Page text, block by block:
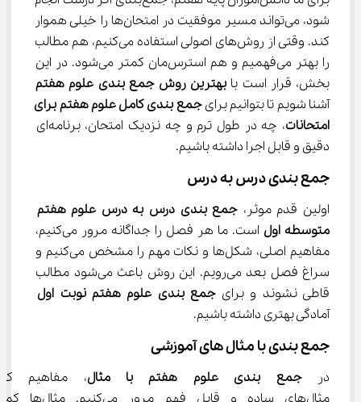
شود، می‌تواند مسیر موفقیت در امتحان‌ها را خیلی هموار
کند. وقتی از روش‌های اصولی استفاده می‌کنیم، هم مطالب
را بهتر می‌فهمیم و هم استرس‌مان کمتر می‌شود. در این
بخش، قرار است با بهترین روش جمع بندی علوم هفتم
آشنا شویم تا بتوانیم برای جمع بندی کامل علوم هفتم برای
امتحانات
، چه در طول ترم و چه نزدیک امتحان، برنامه‌ای
دقیق و قابل اجرا داشته باشیم.
جمع‌ بندی درس ‌به‌ درس
اولین قدم موثر، جمع بندی درس به درس علوم هفتم
متوسطه اول
است. ما هر فصل را جداگانه مرور می‌کنیم،
مفاهیم اصلی، شکل‌ها و نکات مهم را مشخص می‌کنیم و
سراغ فصل بعد می‌رویم. این روش باعث می‌شود مطالب
قاطی نشوند و برای جمع بندی علوم هفتم نوبت اول
آمادگی بهتری داشته باشیم.
جمع‌ بندی با مثال ‌های آموزشی
در جمع بندی علوم هفتم با مثال، مفاهیم